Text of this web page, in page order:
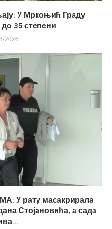
У Мркоњић Граду
35 степени
2026
У рату масакрирала
Стојановића, а сада